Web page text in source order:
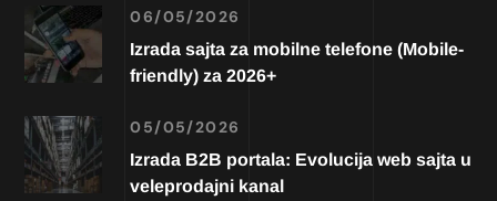
06/05/2026
Izrada sajta za mobilne telefone (Mobile-
friendly) za 2026+
05/05/2026
Izrada B2B portala: Evolucija web sajta u
veleprodajni kanal